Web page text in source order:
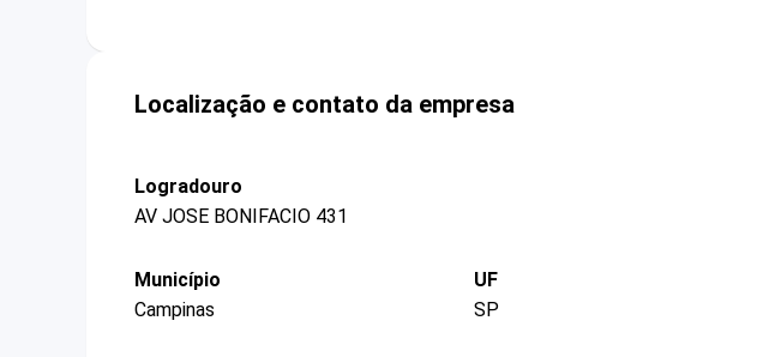
Localização e contato da empresa
Logradouro
AV JOSE BONIFACIO 431
Município
Campinas
UF
SP